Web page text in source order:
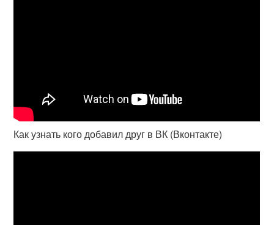
Как узнать кого добавил друг в ВК (Вконтакте)